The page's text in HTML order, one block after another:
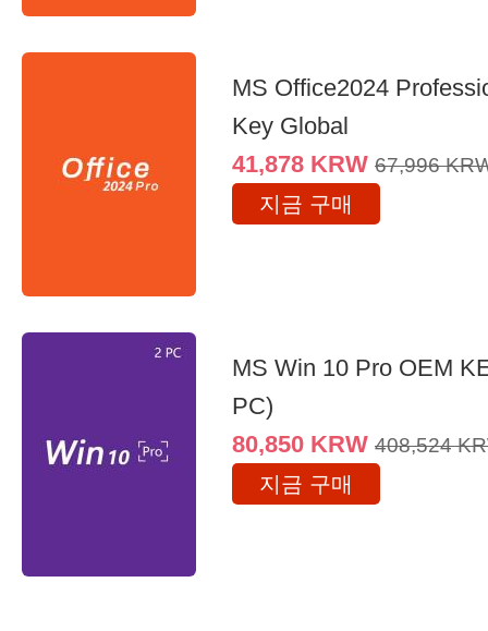
MS Office2024
Key Global
41,878 KRW 67,996
지금 구매
MS Win 10 Pro OEM
PC)
80,850 KRW 408,524
지금 구매